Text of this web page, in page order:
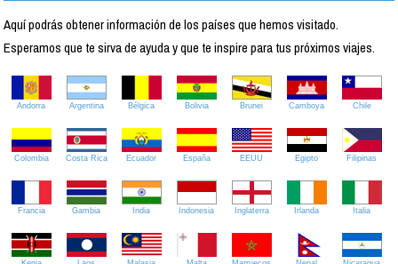
Aquí podrás obtener información de los países que hemos visitado.
Esperamos que te sirva de ayuda y que te inspire para tus próximos viajes.
Andorra Argentina Bélgica Bolivia Brunei Camboya Chile
Colombia Costa Rica Ecuador España EEUU Egipto Filipinas
Francia Gambia India Indonesia Inglaterra Irlanda Italia